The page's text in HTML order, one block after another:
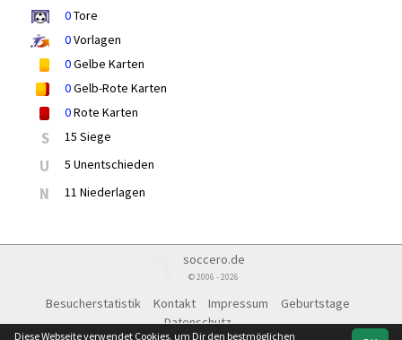
0Tore
0Vorlagen
0Gelbe Karten
0Gelb-Rote Karten
0Rote Karten
S 15 Siege
U 5 Unentschieden
N 11 Niederlagen
soccero.de
© 2006 - 2026
Besucherstatistik Kontakt Impressum
Geburtstage
Datenschutz
Diese Webseite verwendet Cookies, um Dir den bestmöglichen